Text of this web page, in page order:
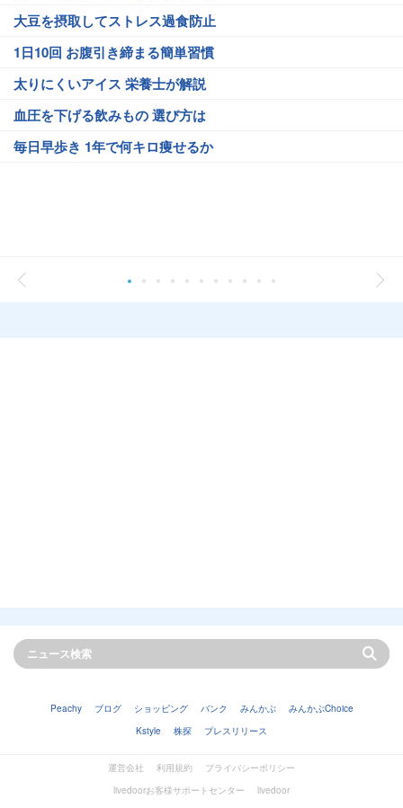
大豆を摂取してストレス過食防止
1日10回 お腹引き締まる簡単習慣
太りにくいアイス 栄養士が解説
血圧を下げる飲みもの 選び方は
毎日早歩き 1年で何キロ痩せるか
Peachy ブログ ショッピング バンク みんかぶ
みんかぶChoice
Kstyle
株探 プレスリリース
運営会社 利用規約
プライバシーポリシー
livedoorお客様サポートセンター
livedoor